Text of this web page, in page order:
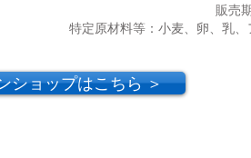
販売
特定原材料等：小麦、卵、乳
ショップはこちら ＞